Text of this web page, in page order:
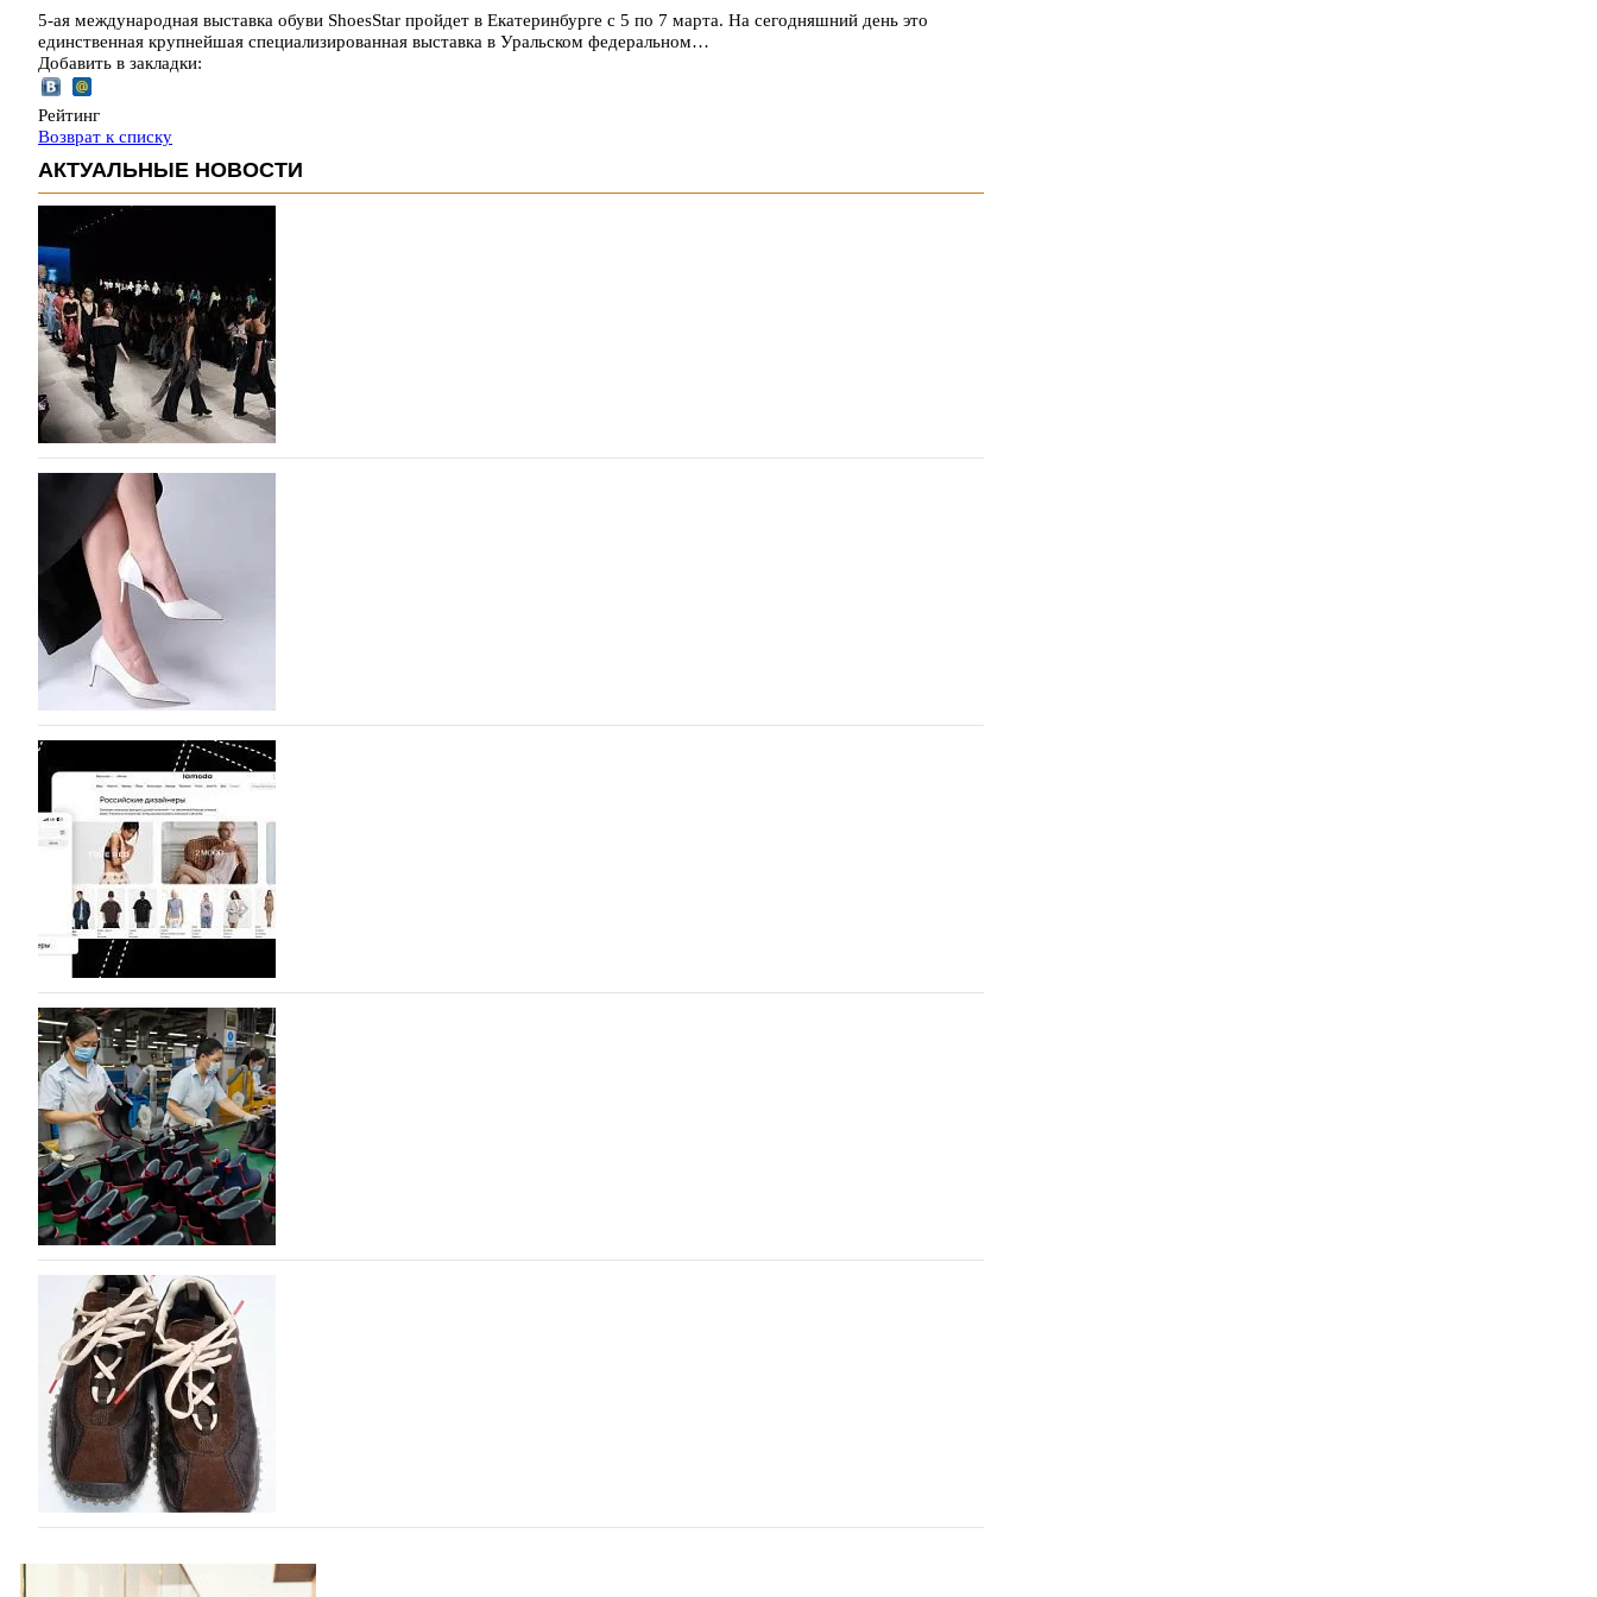
5-ая международная выставка обуви ShoesStar пройдет в Екатеринбурге с 5 по 7 марта. На сегодняшний день это
единственная крупнейшая специализированная выставка в Уральском федеральном…
Добавить в закладки:
Рейтинг
Возврат к списку
АКТУАЛЬНЫЕ НОВОСТИ
На участие в Московской неделе моды подано 1047 заявок
На участие в седьмой Московской неделе моды, которая пройдет в российской столице с 26 сентября по 1
октября, уже подано 1047 заявок. Примерно половину из них (494) прислали дизайнеры, коллекции
которых не были представлены в…
07.08.2026 847
BALLINA представит свои новинки на Euro Shoes
Компания BALLINA Guangzhou Lihuang Footwear Co., Ltd., основанная в 2011 году и расположенная в
Гуанчжоу, столице моды Китая, является профессиональной обувной компанией, объединяющей
разработку, производство и…
07.08.2026 717
На платформе Lamoda - новый раздел и условия продвижения локальных
дизайнерских марок
Российский маркетплейс Lamoda решил обновить раздел для продажи продукции локальных дизайнерских
марок одежды, обуви и аксессуаров. Бренды также получат маркетинговую…
06.08.2026 902
Объем мирового производства обуви в 2025 году практически не увеличился
В 2025 году мировое производство обуви практически не изменилось, зафиксировав незначительный рост
на 0,1% до 24,6 млрд пар, - данные опубликованы в аналитическом вестнике «Всемирный ежегодник обуви
2026», Португальской ассоциацией…
06.08.2026 979